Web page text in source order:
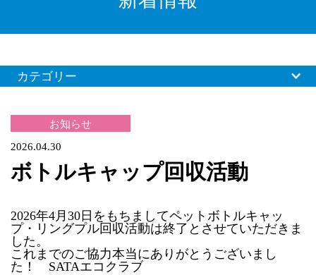
カテゴリー
お知らせ
2026.04.30
ボトルキャップ回収活動
2026年4月30日をもちましてペットボトルキャッ
プ・リングプル回収活動は終了とさせていただきま
した。
これまでのご協力本当にありがとうございまし
た！ SATAエコクラブ